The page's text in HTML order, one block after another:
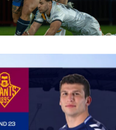
Olympian Journey